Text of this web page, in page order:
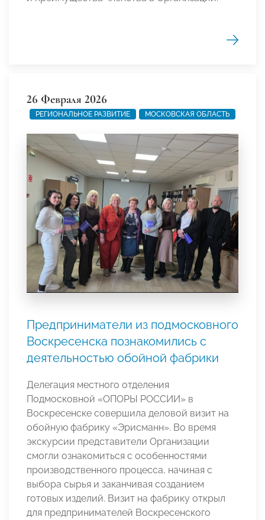
26 Февраля 2026
РЕГИОНАЛЬНОЕ РАЗВИТИЕ МОСКОВСКАЯ ОБЛАСТЬ
Предприниматели из подмосковного
Воскресенска познакомились с
деятельностью обойной фабрики
Делегация местного отделения
Подмосковной «ОПОРЫ РОССИИ» в
Воскресенске совершила деловой визит на
обойную фабрику «Эрисманн». Во время
экскурсии представители Организации
смогли ознакомиться с особенностями
производственного процесса, начиная с
выбора сырья и заканчивая созданием
готовых изделий. Визит на фабрику открыл
для предпринимателей Воскресенского